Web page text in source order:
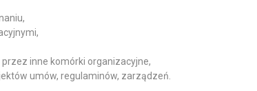
inne komórki organizacyjne,
umów, regulaminów, zarządzeń.